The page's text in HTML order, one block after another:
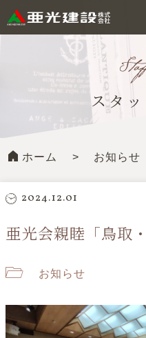
ン
キ
ッ
す
亜光建設株式会社
スタ
ホーム > お知らせ
2024.12.01
亜光会親睦「鳥取
お知らせ